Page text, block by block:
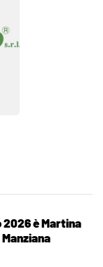
2026 è Martina